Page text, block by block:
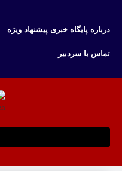
درباره پایگاه خبری پیشنهاد ویژه
تماس با سردبیر